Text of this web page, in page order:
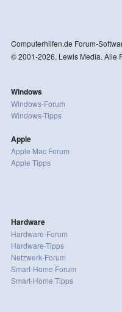
Computerhilfen.de Forum-
© 2001-2026, Lewis Media. Alle
Windows
Windows-Forum
Windows-Tipps
Apple
Apple Mac Forum
Apple Tipps
Hardware
Hardware-Forum
Hardware-Tipps
Netzwerk-Forum
Smart-Home Forum
Smart-Home Tipps